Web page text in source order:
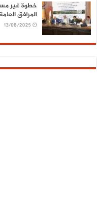
خطوة غير
المرافق
13/08/2025